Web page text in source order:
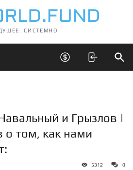
СИСТЕМНО
Открыть скрытые
и Грызлов |
о том, как нами
5312 0